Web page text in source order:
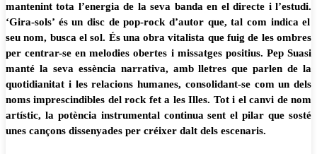
mantenint tota l’energia de la seva banda en el directe i l’estudi.
‘Gira-sols’ és un disc de pop-rock d’autor que, tal com indica el
seu nom, busca el sol. És una obra vitalista que fuig de les ombres
per centrar-se en melodies obertes i missatges positius. Pep Suasi
manté la seva essència narrativa, amb lletres que parlen de la
quotidianitat i les relacions humanes, consolidant-se com un dels
noms imprescindibles del rock fet a les Illes. Tot i el canvi de nom
artístic, la potència instrumental continua sent el pilar que sosté
unes cançons dissenyades per créixer dalt dels escenaris.